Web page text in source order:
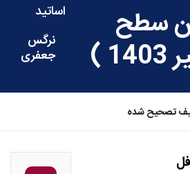
سطح
اساتید
نرگس
جعفری
تصحیح شده